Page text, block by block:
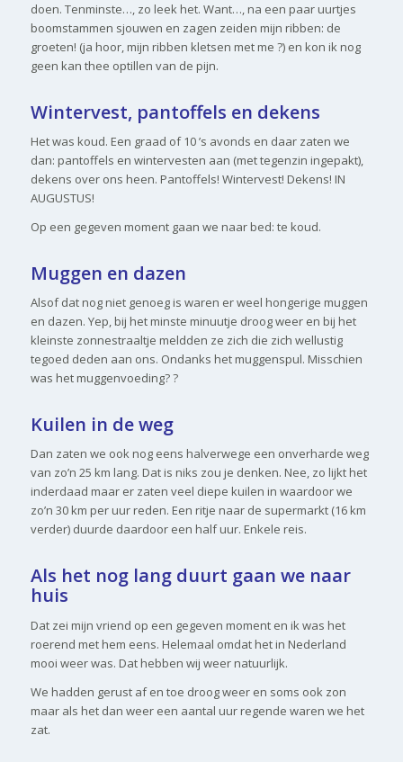
doen. Tenminste…, zo leek het. Want…, na een paar uurtjes
boomstammen sjouwen en zagen zeiden mijn ribben: de
groeten! (ja hoor, mijn ribben kletsen met me ?) en kon ik nog
geen kan thee optillen van de pijn.
Wintervest, pantoffels en dekens
Het was koud. Een graad of 10 ’s avonds en daar zaten we
dan: pantoffels en wintervesten aan (met tegenzin ingepakt),
dekens over ons heen. Pantoffels! Wintervest! Dekens! IN
AUGUSTUS!
Op een gegeven moment gaan we naar bed: te koud.
Muggen en dazen
Alsof dat nog niet genoeg is waren er weel hongerige muggen
en dazen. Yep, bij het minste minuutje droog weer en bij het
kleinste zonnestraaltje meldden ze zich die zich wellustig
tegoed deden aan ons. Ondanks het muggenspul. Misschien
was het muggenvoeding? ?
Kuilen in de weg
Dan zaten we ook nog eens halverwege een onverharde weg
van zo’n 25 km lang. Dat is niks zou je denken. Nee, zo lijkt het
inderdaad maar er zaten veel diepe kuilen in waardoor we
zo’n 30 km per uur reden. Een ritje naar de supermarkt (16 km
verder) duurde daardoor een half uur. Enkele reis.
Als het nog lang duurt gaan we naar
huis
Dat zei mijn vriend op een gegeven moment en ik was het
roerend met hem eens. Helemaal omdat het in Nederland
mooi weer was. Dat hebben wij weer natuurlijk.
We hadden gerust af en toe droog weer en soms ook zon
maar als het dan weer een aantal uur regende waren we het
zat.